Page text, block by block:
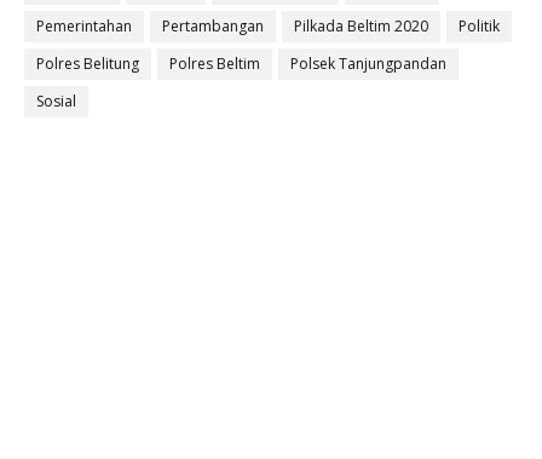
Pemerintahan
Pertambangan Pilkada Beltim 2020
Politik
Polres Belitung
Polres Beltim
Polsek Tanjungpandan
Sosial